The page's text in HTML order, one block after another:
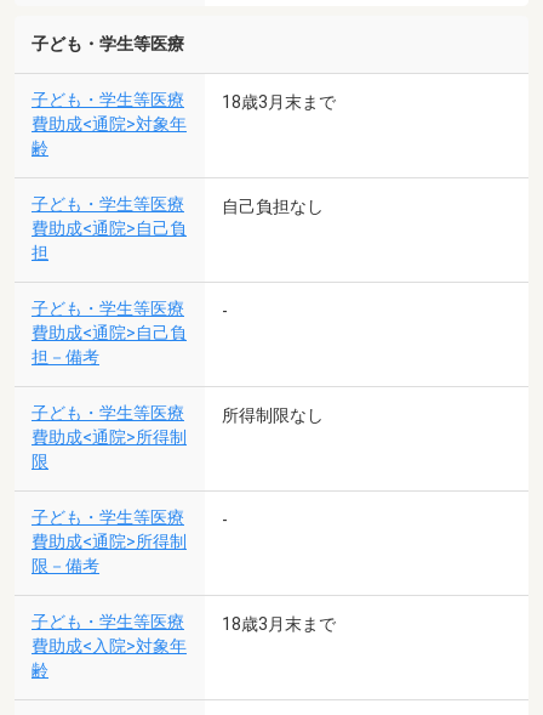
子ども・学生等医療
子ども・学生等医療
費助成<通院>対象年
齢
18歳3月末まで
子ども・学生等医療
費助成<通院>自己負
担
自己負担なし
子ども・学生等医療
費助成<通院>自己負
担－備考
-
子ども・学生等医療
費助成<通院>所得制
限
所得制限なし
子ども・学生等医療
費助成<通院>所得制
限－備考
-
子ども・学生等医療
費助成<入院>対象年
齢
18歳3月末まで